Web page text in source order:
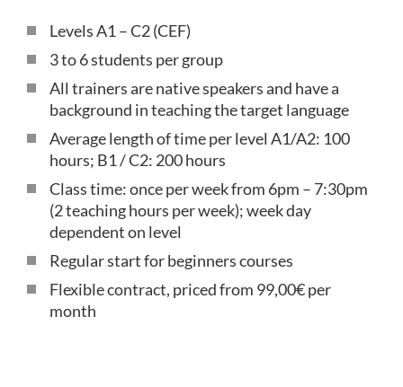
Levels A1 – C2 (CEF)
3 to 6 students per group
All trainers are native speakers and have a
background in teaching the target language
Average length of time per level A1/A2: 100
hours; B1 / C2: 200 hours
Class time: once per week from 6pm – 7:30pm
(2 teaching hours per week); week day
dependent on level
Regular start for beginners courses
Flexible contract, priced from 99,00€ per
month